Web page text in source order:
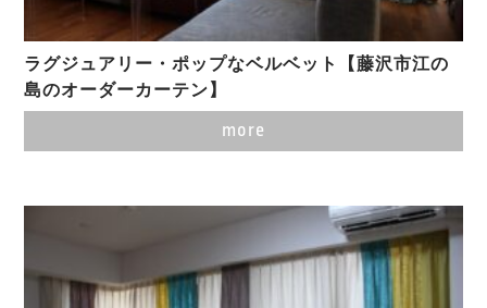
ラグジュアリー・ポップなベルベット【藤沢市江の
島のオーダーカーテン】
more